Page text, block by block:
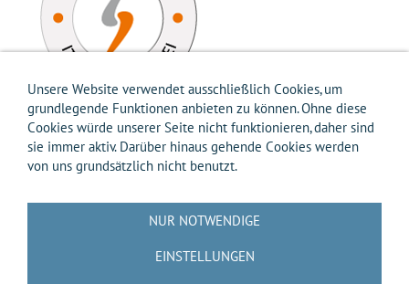
Versandkosten-InfoZahlungsarten-InfoHilfeDatenschutz
Entsorgung gemäß Verpackungsverordnung
Unsere Website verwendet ausschließlich Cookies, um
grundlegende Funktionen anbieten zu können. Ohne diese
Cookies würde unserer Seite nicht funktionieren, daher sind
sie immer aktiv. Darüber hinaus gehende Cookies werden
von uns grundsätzlich nicht benutzt.
NUR NOTWENDIGE
EINSTELLUNGEN